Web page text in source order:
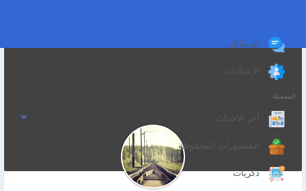
الرسائل
الإعدادات
المفضلة
أخر الاحداث
المنشورات المحفوظة
ذكريات